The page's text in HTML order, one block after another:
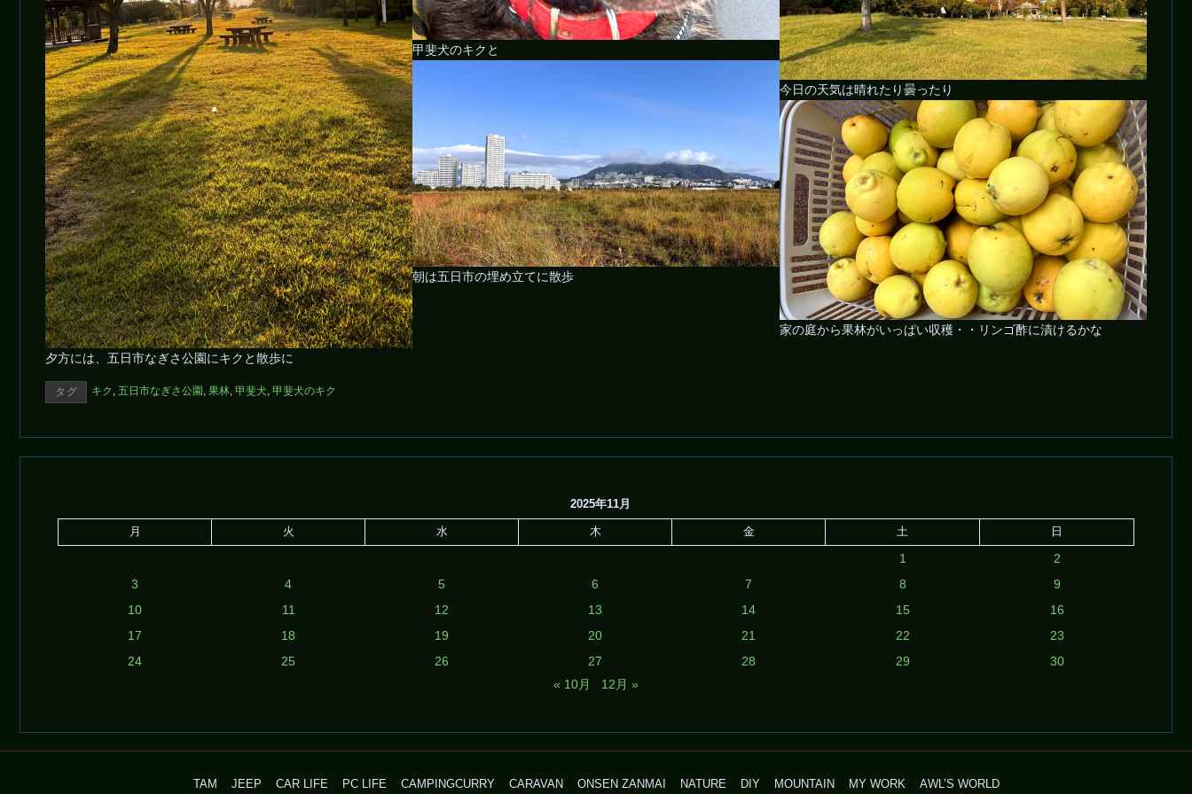
夕方には、五日市なぎさ公園にキクと散歩に
甲斐犬のキクと
朝は五日市の埋め立てに散歩
今日の天気は晴れたり曇ったり
家の庭から果林がいっぱい収穫・・リンゴ酢に漬けるかな
タグ キク , 五日市なぎさ公園, 果林, 甲斐犬, 甲斐犬のキク
2025年11月
月 火 水 木 金 土 日
1
2
3
4 5 6 7 8
9
10
11 12 13 14 15
16
17
18 19 20 21 22
23
24
25 26 27 28 29
30
« 10月
12月 »
TAM JEEP CAR LIFE PC LIFE CAMPINGCURRY CARAVAN ONSEN ZANMAI NATURE DIY MOUNTAIN MY WORK AWL’S WORLD